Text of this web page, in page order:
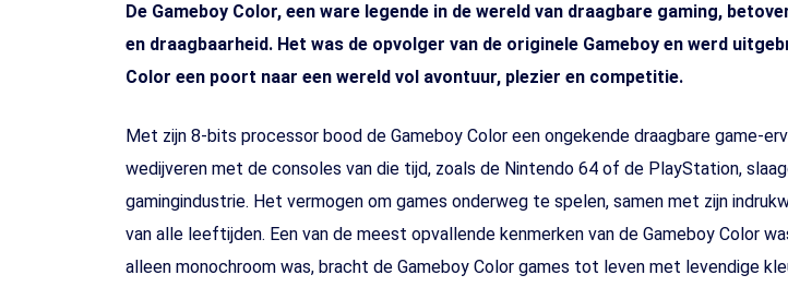
De Gameboy Color, een ware legende in de wereld van draagbare gaming,
en draagbaarheid. Het was de opvolger van de originele Gameboy en werd
Color een poort naar een wereld vol avontuur, plezier en competitie.
Met zijn 8-bits processor bood de Gameboy Color een ongekende draagbare game-
wedijveren met de consoles van die tijd, zoals de Nintendo 64 of de PlayStation,
gamingindustrie. Het vermogen om games onderweg te spelen, samen met zijn
van alle leeftijden. Een van de meest opvallende kenmerken van de Gameboy Color
alleen monochroom was, bracht de Gameboy Color games tot leven met levendige